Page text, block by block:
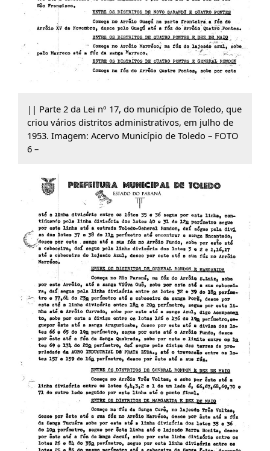
|| Parte 2 da Lei nº 17, do município de Toledo, que
criou vários distritos administrativos, em julho de
1953. Imagem: Acervo Município de Toledo – FOTO
6 –